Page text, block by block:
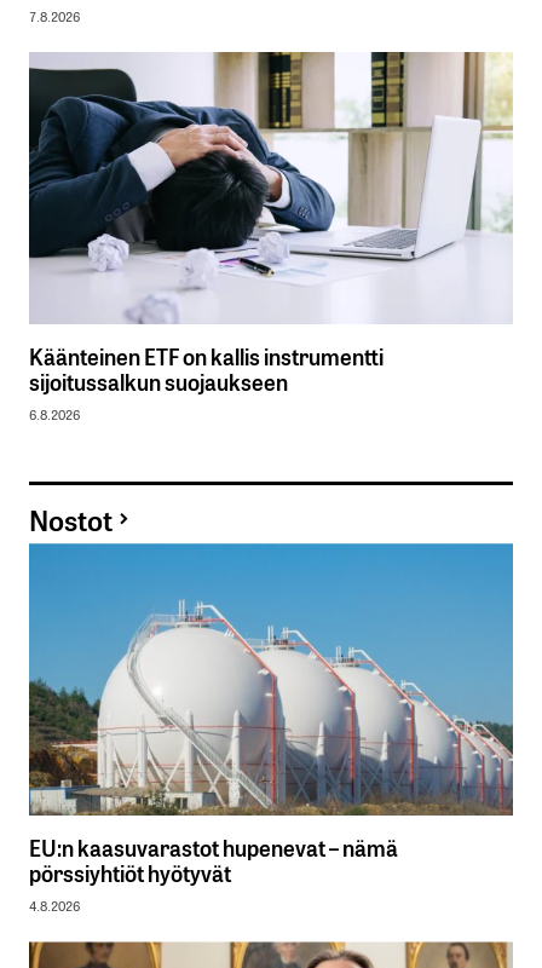
7.8.2026
Käänteinen ETF on kallis instrumentti
sijoitussalkun suojaukseen
6.8.2026
Nostot
EU:n kaasuvarastot hupenevat – nämä
pörssiyhtiöt hyötyvät
4.8.2026